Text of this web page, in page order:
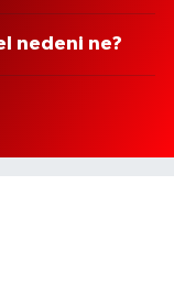
nedeni ne?